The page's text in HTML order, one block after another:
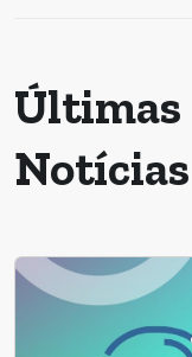
Últimas
Notícias